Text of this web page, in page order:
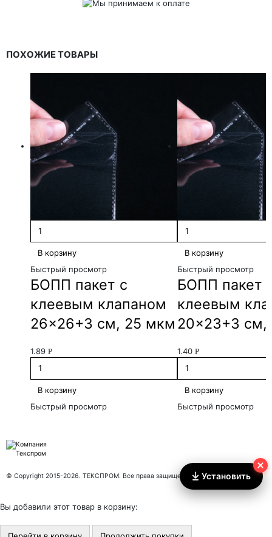
ПОХОЖИЕ ТОВАРЫ
В корзину
Быстрый просмотр
БОПП пакет с
клеевым клапаном
26×26+3 см, 25 мкм
1.89 Р
В корзину
Быстрый просмотр
В корзину
Быстрый просмотр
БОПП пакет
клеевым
20×23+3
1.40 Р
В корзину
Быстрый просмотр
© Copyright 2015-2026. ТЕКСПРОМ. Все права защищены.
Вы добавили этот товар в корзину:
Установить